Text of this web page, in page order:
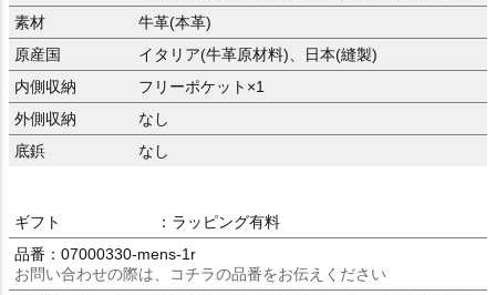
素材
牛革(本革)
原産国
イタリア(牛革原材料)、日本(縫製)
内側収納
フリーポケット×1
外側収納
なし
底鋲
なし
ギフト
：ラッピング有料
品番：07000330-mens-1r
お問い合わせの際は、コチラの品番をお伝えください